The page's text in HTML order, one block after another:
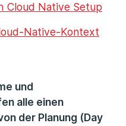
Cloud Native Setup
Native-Kontext
und
alle einen
der Planung (Day